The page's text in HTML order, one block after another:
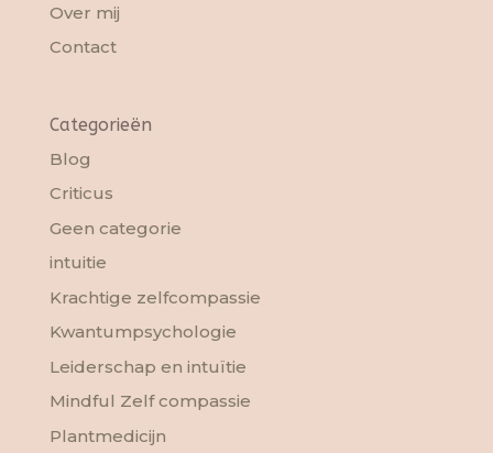
Over mij
Contact
Categorieën
Blog
Criticus
Geen categorie
intuitie
Krachtige zelfcompassie
Kwantumpsychologie
Leiderschap en intuïtie
Mindful Zelf compassie
Plantmedicijn